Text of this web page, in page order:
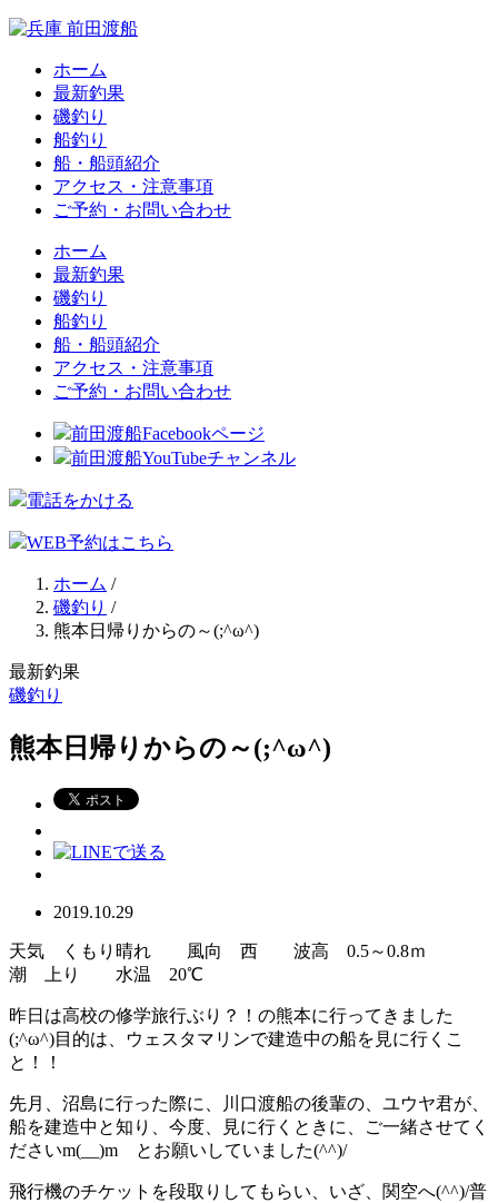
ホーム
最新釣果
磯釣り
船釣り
船・船頭紹介
アクセス・注意事項
ご予約・お問い合わせ
ホーム
最新釣果
磯釣り
船釣り
船・船頭紹介
アクセス・注意事項
ご予約・お問い合わせ
前田渡船Facebookページ
前田渡船YouTubeチャンネル
電話をかける
WEB予約はこちら
ホーム /
磯釣り /
熊本日帰りからの～(;^ω^)
最新釣果
磯釣り
熊本日帰りからの～(;^ω^)
2019.10.29
天気 くもり晴れ 風向 西 波高 0.5～0.8ｍ
潮 上り 水温 20℃
昨日は高校の修学旅行ぶり？！の熊本に行ってきました
(;^ω^)目的は、ウェスタマリンで建造中の船を見に行くこ
と！！
先月、沼島に行った際に、川口渡船の後輩の、ユウヤ君が、
船を建造中と知り、今度、見に行くときに、ご一緒させてく
ださいm(__)m とお願いしていました(^^)/
飛行機のチケットを段取りしてもらい、いざ、関空へ(^^)/普